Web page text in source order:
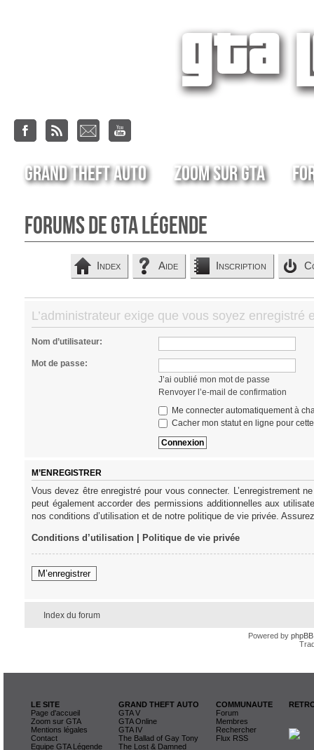
Grand Theft Auto Zoom sur GTA
Forums de GTA Légende
Index Aide Inscription
L’administrateur exige que vous soyez
Nom d’utilisateur:
Mot de passe:
J’ai oublié mon mot de passe
Renvoyer l’e-mail de confirmation
Me connecter automatiquement à
Cacher mon statut en ligne pour
M’ENREGISTRER
Vous devez être enregistré pour vous connecter. L’enregistrement
peut également accorder des permissions additionnelles aux
nos conditions d’utilisation et de notre politique de vie privée.
Conditions d’utilisation| Politique de vie privée
M’enregistrer
Index du forum
Powered by phpBB
LE SITE
Page d'accueil
Zoom sur GTA
Mentions légales
Contact
Equipe GTA Légende
GRAND THEFT AUTO
GTA V
GTA Online
GTA IV
The Ballad of Gay Tony
The Lost & Damned
COMMUNAUTE
Forum
Membres
Rechercher
Flux RSS